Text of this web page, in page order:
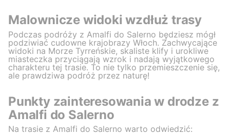
Malownicze widoki wzdłuż trasy
Podczas podróży z Amalfi do Salerno będziesz mógł
podziwiać cudowne krajobrazy Włoch. Zachwycające
widoki na Morze Tyrreńskie, skaliste klify i urokliwe
miasteczka przyciągają wzrok i nadają wyjątkowego
charakteru tej trasie. To nie tylko przemieszczenie się,
ale prawdziwa podróż przez naturę!
Punkty zainteresowania w drodze z
Amalfi do Salerno
Na trasie z Amalfi do Salerno warto odwiedzić: